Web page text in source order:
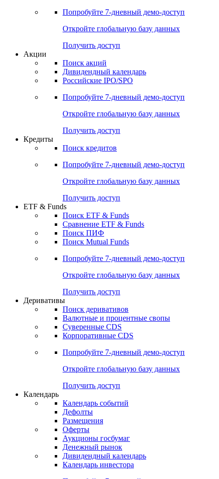
Попробуйте 7-дневный демо-доступ
Откройте глобальную базу данных
Получить доступ
Акции
Поиск акций
Дивидендный календарь
Российские IPO/SPO
Попробуйте 7-дневный демо-доступ
Откройте глобальную базу данных
Получить доступ
Кредиты
Поиск кредитов
Попробуйте 7-дневный демо-доступ
Откройте глобальную базу данных
Получить доступ
ETF & Funds
Поиск ETF & Funds
Сравнение ETF & Funds
Поиск ПИФ
Поиск Mutual Funds
Попробуйте 7-дневный демо-доступ
Откройте глобальную базу данных
Получить доступ
Деривативы
Поиск деривативов
Валютные и процентные свопы
Суверенные CDS
Корпоративные CDS
Попробуйте 7-дневный демо-доступ
Откройте глобальную базу данных
Получить доступ
Календарь
Календарь событий
Дефолты
Размещения
Оферты
Аукционы госбумаг
Денежный рынок
Дивидендный календарь
Календарь инвестора